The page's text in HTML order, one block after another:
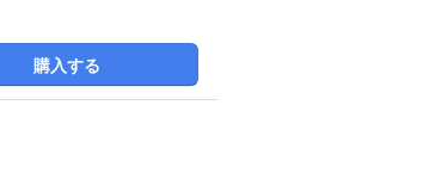
購入する